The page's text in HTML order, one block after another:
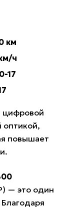
км
ч
17
цифровой
оптикой,
повышает
— это один